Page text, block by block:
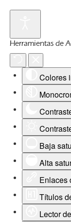
Herramientas de
Colores
Baja
Alta
Enlaces
Títulos
Lector